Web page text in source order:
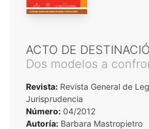
ACTO DE
Dos modelos a
Revista: Revista General de
Jurisprudencia
Número: 04/2012
Autoría: Barbara Mastropietro